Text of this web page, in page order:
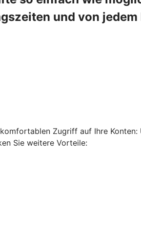
und von
Zugriff auf Ihre
Sie weitere Vorteile: